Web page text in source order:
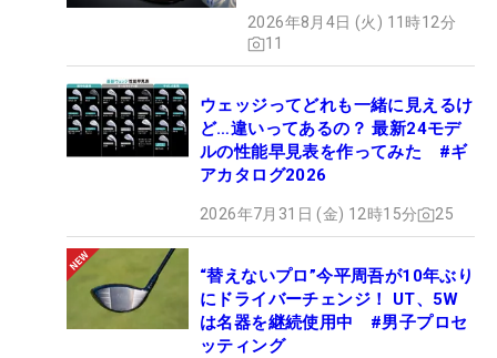
2026年8月4日 (火) 11時12分
11
ウェッジってどれも一緒に見えるけ
ど…違いってあるの？ 最新24モデ
ルの性能早見表を作ってみた #ギ
アカタログ2026
2026年7月31日 (金) 12時15分 25
“替えないプロ”今平周吾が10年ぶり
にドライバーチェンジ！ UT、5W
は名器を継続使用中 #男子プロセ
ッティング